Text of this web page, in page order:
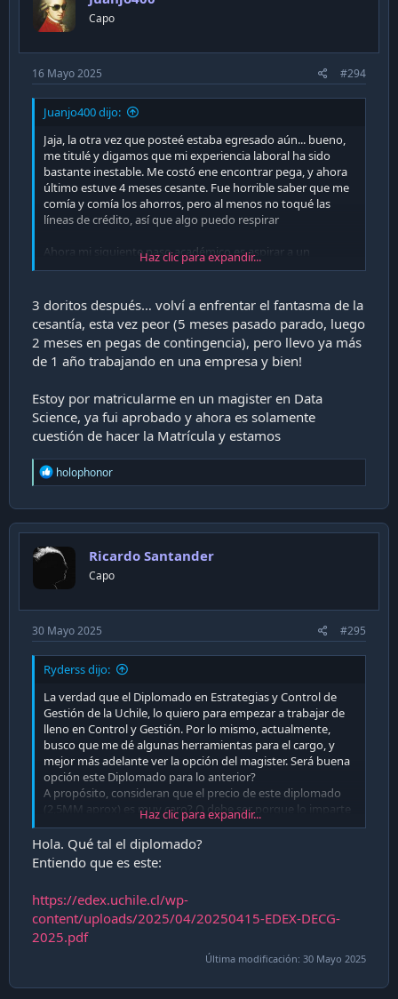
Capo
16 Mayo 2025 #294
Juanjo400 dijo:
Jaja, la otra vez que posteé estaba egresado aún... bueno,
me titulé y digamos que mi experiencia laboral ha sido
bastante inestable. Me costó ene encontrar pega, y ahora
último estuve 4 meses cesante. Fue horrible saber que me
comía y comía los ahorros, pero al menos no toqué las
líneas de crédito, así que algo puedo respirar
Ahora mi siguiente paso académico es aspirar a un
diplomado en data analytics.
Haz clic para expandir...
3 doritos después… volví a enfrentar el fantasma de la
cesantía, esta vez peor (5 meses pasado parado, luego
2 meses en pegas de contingencia), pero llevo ya más
de 1 año trabajando en una empresa y bien!
Estoy por matricularme en un magister en Data
Science, ya fui aprobado y ahora es solamente
cuestión de hacer la Matrícula y estamos
R
e
c
t
o
s
holophonor
Ricardo Santander
Capo
30 Mayo 2025 #295
Ryderss dijo:
La verdad que el Diplomado en Estrategias y Control de
Gestión de la Uchile, lo quiero para empezar a trabajar de
lleno en Control y Gestión. Por lo mismo, actualmente,
busco que me dé algunas herramientas para el cargo, y
mejor más adelante ver la opción del magister. Será buena
opción este Diplomado para lo anterior?
A propósito, consideran que el precio de este diplomado
(2,5MM aprox) es muy caro? O debe ser porque lo imparte
Ingeniería Industrial.
Enviado desde mi iPhone utilizando Tapatalk
Haz clic para expandir...
Hola. Qué tal el diplomado?
Entiendo que es este:
https://edex.uchile.cl/wp-
content/uploads/2025/04/20250415-EDEX-DECG-
2025.pdf
Última modificación: 30 Mayo 2025